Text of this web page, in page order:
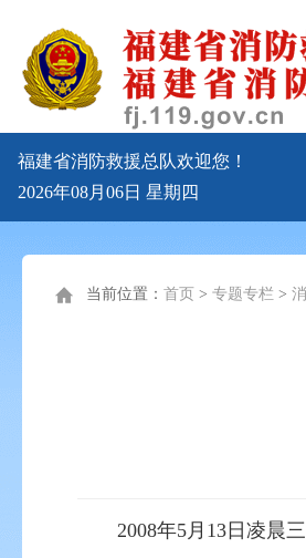
福建省消防救援总队欢迎您！
2026年08月06日 星期四
当前位置： 首页 > 专题专栏 >
2008年5月13日凌晨